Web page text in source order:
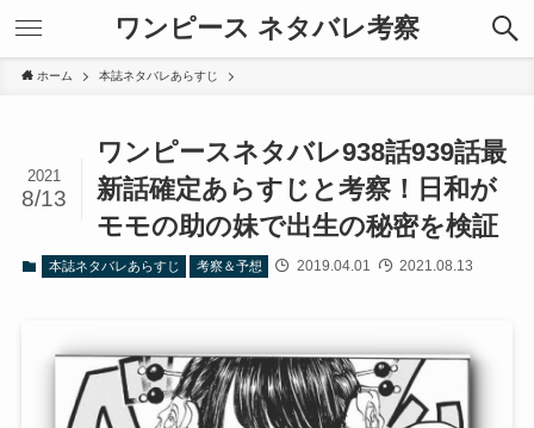
ワンピース ネタバレ考察
ホーム 本誌ネタバレあらすじ
ワンピースネタバレ938話939話最
新話確定あらすじと考察！日和が
モモの助の妹で出生の秘密を検証
2021
8/13
本誌ネタバレあらすじ 考察＆予想 2019.04.01 2021.08.13